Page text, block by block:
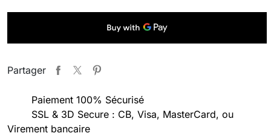
Partager
Paiement 100% Sécurisé
SSL & 3D Secure : CB, Visa, MasterCard, ou
Virement bancaire